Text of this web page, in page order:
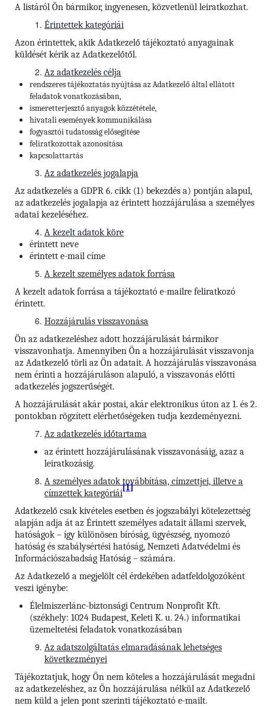
A listáról Ön bármikor, ingyenesen, közvetlenül leiratkozhat.
Érintettek kategóriái
Azon érintettek, akik Adatkezelő tájékoztató anyagainak
küldését kérik az Adatkezelőtől.
Az adatkezelés célja
rendszeres tájékoztatás nyújtása az Adatkezelő által ellátott
feladatok vonatkozásában,
ismeretterjesztő anyagok közzététele,
hivatali események kommunikálása
fogyasztói tudatosság elősegítése
feliratkozottak azonosítása
kapcsolattartás
Az adatkezelés jogalapja
Az adatkezelés a GDPR 6. cikk (1) bekezdés a) pontján alapul,
az adatkezelés jogalapja az érintett hozzájárulása a személyes
adatai kezeléséhez.
A kezelt adatok köre
érintett neve
érintett e-mail címe
A kezelt személyes adatok forrása
A kezelt adatok forrása a tájékoztató e-mailre feliratkozó
érintett.
Hozzájárulás visszavonása
Ön az adatkezeléshez adott hozzájárulását bármikor
visszavonhatja. Amennyiben Ön a hozzájárulását visszavonja
az Adatkezelő törli az Ön adatait. A hozzájárulás visszavonása
nem érinti a hozzájáruláson alapuló, a visszavonás előtti
adatkezelés jogszerűségét.
A hozzájárulását akár postai, akár elektronikus úton az 1. és 2.
pontokban rögzített elérhetőségeken tudja kezdeményezni.
Az adatkezelés időtartama
az érintett hozzájárulásának visszavonásáig, azaz a
leiratkozásig.
A személyes adatok továbbítása, címzettjei, illetve a
címzettek kategóriái
[1]
Adatkezelő csak kivételes esetben és jogszabályi kötelezettség
alapján adja át az Érintett személyes adatait állami szervek,
hatóságok – így különösen bíróság, ügyészség, nyomozó
hatóság és szabálysértési hatóság, Nemzeti Adatvédelmi és
Információszabadság Hatóság – számára.
Az Adatkezelő a megjelölt cél érdekében adatfeldolgozóként
veszi igénybe:
Élelmiszerlánc-biztonsági Centrum Nonprofit Kft.
(székhely: 1024 Budapest, Keleti K. u. 24.) informatikai
üzemeltetési feladatok vonatkozásában
Az adatszolgáltatás elmaradásának lehetséges
következményei
Tájékoztatjuk, hogy Ön nem köteles a hozzájárulását megadni
az adatkezeléshez, az Ön hozzájárulása nélkül az Adatkezelő
nem küld a jelen pont szerinti tájékoztató e-mailt.